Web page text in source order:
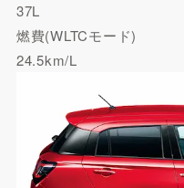
37L
燃費(WLTCモード)
24.5km/L